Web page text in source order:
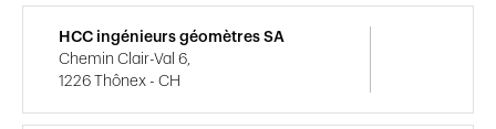
HCC ingénieurs géomètres SA
Chemin Clair-Val 6,
1226 Thônex - CH